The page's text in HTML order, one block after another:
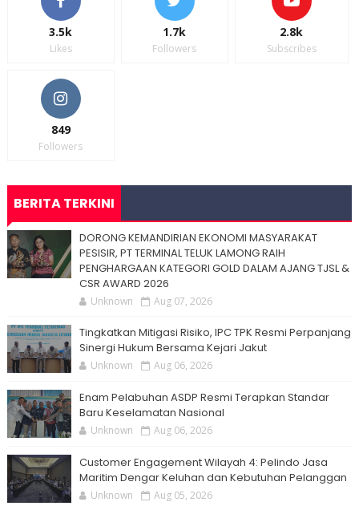
3.5k
Likes
1.7k
Followers
2.8k
Subscribes
849
Followers
BERITA TERKINI
DORONG KEMANDIRIAN EKONOMI MASYARAKAT
PESISIR, PT TERMINAL TELUK LAMONG RAIH
PENGHARGAAN KATEGORI GOLD DALAM AJANG TJSL &
CSR AWARD 2026
Unknown Aug 07, 2026
Tingkatkan Mitigasi Risiko, IPC TPK Resmi Perpanjang
Sinergi Hukum Bersama Kejari Jakut
Unknown Aug 06, 2026
Enam Pelabuhan ASDP Resmi Terapkan Standar
Baru Keselamatan Nasional
Unknown Aug 06, 2026
Customer Engagement Wilayah 4: Pelindo Jasa
Maritim Dengar Keluhan dan Kebutuhan Pelanggan
Unknown Aug 05, 2026